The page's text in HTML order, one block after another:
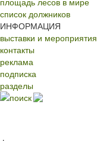
список должников
ИНФОРМАЦИЯ
выставки и мероприятия
контакты
реклама
подписка
разделы
поиск